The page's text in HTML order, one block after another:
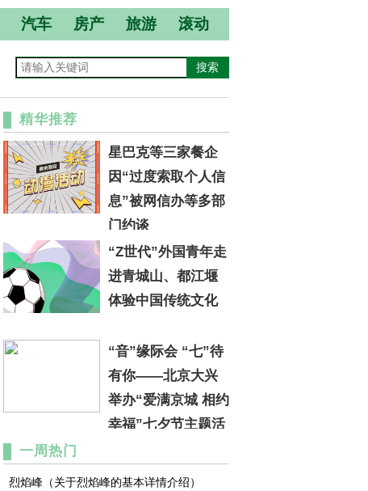
汽车 房产 旅游 滚动
精华推荐
星巴克等三家餐企
因“过度索取个人信
息”被网信办等多部
门约谈
“Z世代”外国青年走
进青城山、都江堰
体验中国传统文化
“音”缘际会 “七”待
有你——北京大兴
举办“爱满京城 相约
幸福”七夕节主题活
一周热门
烈焰峰（关于烈焰峰的基本详情介绍）